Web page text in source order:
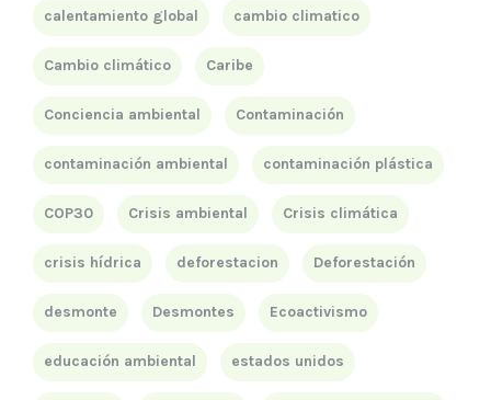
calentamiento global cambio climatico
Cambio climático Caribe
Conciencia ambiental Contaminación
contaminación ambiental contaminación plástica
COP30 Crisis ambiental Crisis climática
crisis hídrica deforestacion Deforestación
desmonte Desmontes Ecoactivismo
educación ambiental estados unidos